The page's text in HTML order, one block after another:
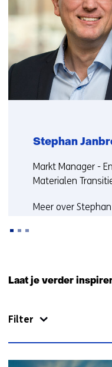
Stephan
Functie:
Markt Manager -
Materialen
Meer over Stephan
Laat je verder
Filter